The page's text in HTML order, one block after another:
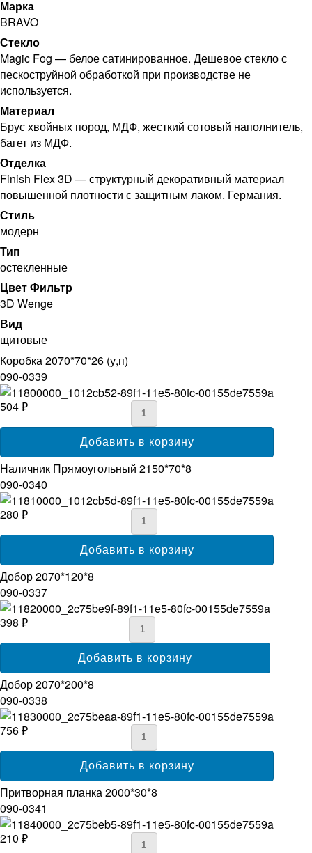
Марка
BRAVO
Стекло
Magic Fog — белое сатинированное. Дешевое стекло с
пескоструйной обработкой при производстве не
используется.
Материал
Брус хвойных пород, МДФ, жесткий сотовый наполнитель,
багет из МДФ.
Отделка
Finish Flex 3D — структурный декоративный материал
повышенной плотности с защитным лаком. Германия.
Стиль
модерн
Тип
остекленные
Цвет Фильтр
3D Wenge
Вид
щитовые
Коробка 2070*70*26 (у,п)
090-0339
504 ₽
Наличник Прямоугольный 2150*70*8
090-0340
280 ₽
Добор 2070*120*8
090-0337
398 ₽
Добор 2070*200*8
090-0338
756 ₽
Притворная планка 2000*30*8
090-0341
210 ₽